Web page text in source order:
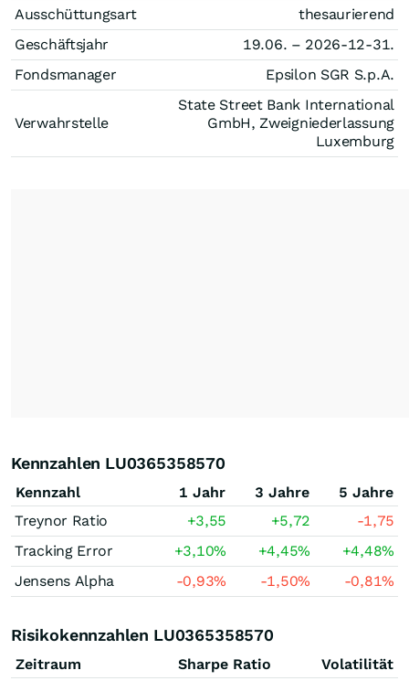
Ausschüttungsart
thesaurierend
Geschäftsjahr
19.06. – 2026-12-31.
Fondsmanager
Epsilon SGR S.p.A.
Verwahrstelle
State Street Bank International
GmbH, Zweigniederlassung
Luxemburg
Kennzahlen LU0365358570
Kennzahl 1 Jahr 3 Jahre
5 Jahre
Treynor Ratio
+3,55 +5,72
-1,75
Tracking Error
+3,10% +4,45% +4,48%
Jensens Alpha
-0,93% -1,50% -0,81%
Risikokennzahlen LU0365358570
Zeitraum Sharpe Ratio
Volatilität